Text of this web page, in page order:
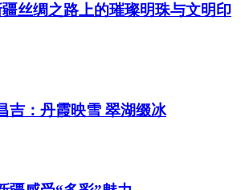
丝绸之路上的璀璨明珠与文明印
吉：丹霞映雪 翠湖缀冰